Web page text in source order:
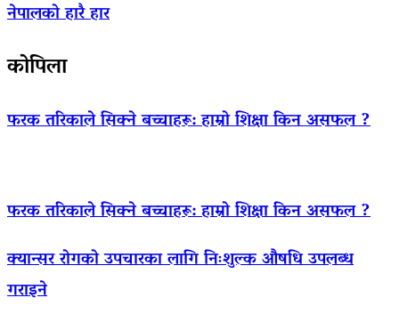
नेपालको हारै हार
कोपिला
फरक तरिकाले सिक्ने बच्चाहरू: हाम्रो शिक्षा किन असफल ?
फरक तरिकाले सिक्ने बच्चाहरू: हाम्रो शिक्षा किन असफल ?
क्यान्सर रोगको उपचारका लागि निःशुल्क औषधि उपलब्ध
गराइने